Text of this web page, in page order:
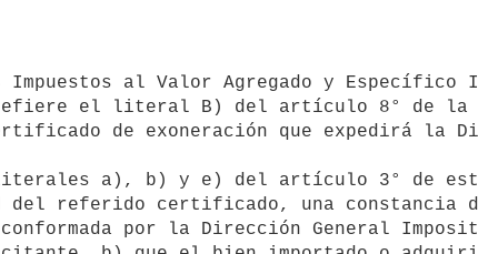
el literal B) del artículo 8° de la
de exoneración que expedirá la
referido certificado, una constancia
por la Dirección General